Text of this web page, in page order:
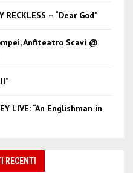
RECKLESS – “Dear God”
Anfiteatro Scavi @
LIVE: “An Englishman in
RECENTI